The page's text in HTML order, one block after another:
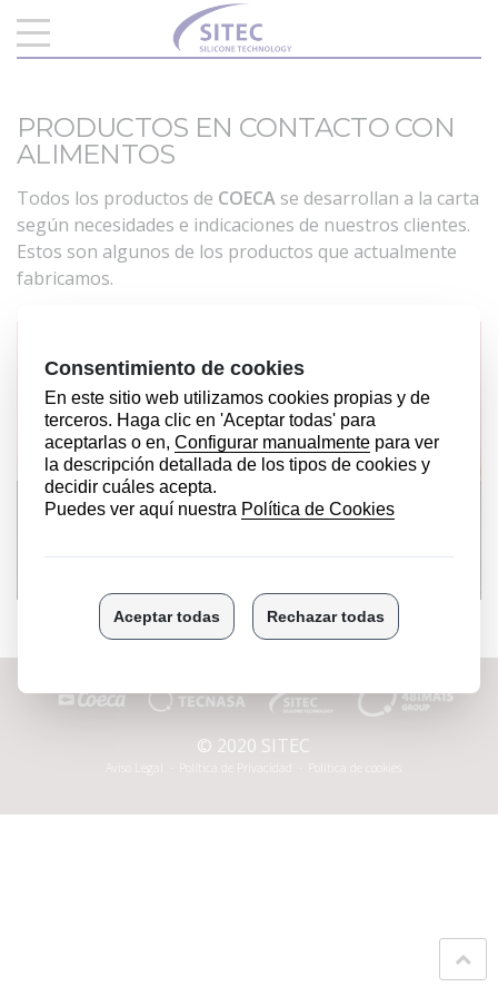
PRODUCTOS EN CONTACTO CON
ALIMENTOS
Todos los productos de COECA se desarrollan a la carta
según necesidades e indicaciones de nuestros clientes.
Estos son algunos de los productos que actualmente
fabricamos.
PRODUCTOS EN CONTACTO CON
© 2020 SITEC
Aviso Legal Política de Privacidad